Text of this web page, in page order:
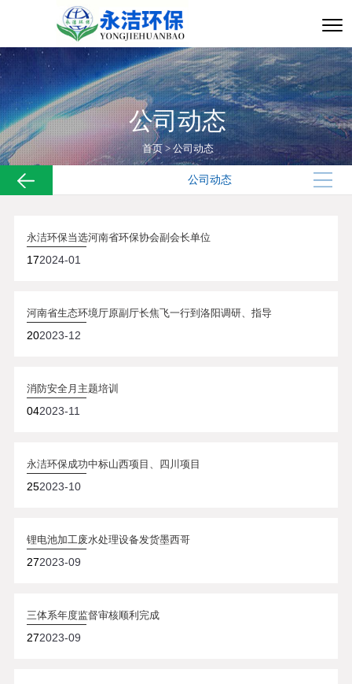
公司动态
首页> 公司动态
公司动态
永洁环保当选河南省环保协会副会长单位
172024-01
河南省生态环境厅原副厅长焦飞一行到洛阳调研、指导
202023-12
消防安全月主题培训
042023-11
永洁环保成功中标山西项目、四川项目
252023-10
锂电池加工废水处理设备发货墨西哥
272023-09
三体系年度监督审核顺利完成
272023-09